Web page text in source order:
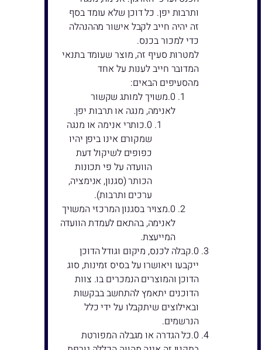
ותרבות יפן. כל דוכן שלא עומד בסף
זה יהיה חייב לקבל אישור מההנהלה
כדי למכור בכנס.
למטרות סעיף זה, מוצר שעומד בתנאי
המדובר חייב לענות על אחד
מהסעיפים הבאים:
משויך למותג שקשור
לאנימה, מנגה או תרבות יפן.
כותרי אנימה או מנגה
שמקורם אינו ביפן יהיו
כפופים לשיקול דעת
הוועדה על פי תכונות
הכותר (סגנון, אנימציה,
ערכים ותרבות).
מצויר בסגנון המרכזי המשויך
לאנימה, בהתאם לעמדת הוועדה
המייעצת.
קבלה לכנס, מיקום וגודל הדוכן
ייקבעו ויאושרו על בסיס זמינות, סוג
הדוכן והמוצרים הנמכרים בו. צוות
הדוכנים יתאמץ להתחשב בבקשות
ובאילוצים שיתקבלו על ידי כלל
הנרשמים.
כל הגדרה או מגבלה המפורטת